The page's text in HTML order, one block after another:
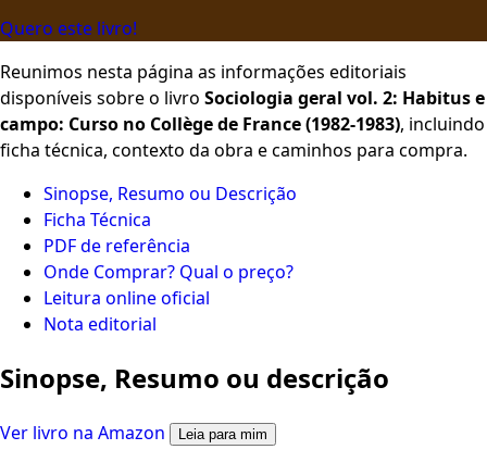
Quero este livro!
Reunimos nesta página as informações editoriais
disponíveis sobre o livro Sociologia geral vol. 2: Habitus e
campo: Curso no Collège de France (1982-1983), incluindo
ficha técnica, contexto da obra e caminhos para compra.
Sinopse, Resumo ou Descrição
Ficha Técnica
PDF de referência
Onde Comprar? Qual o preço?
Leitura online oficial
Nota editorial
Sinopse, Resumo ou descrição
Ver livro na Amazon Leia para mim